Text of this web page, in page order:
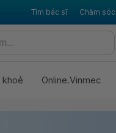
Tìm bác sĩ Chăm
khoẻ Online.Vinmec